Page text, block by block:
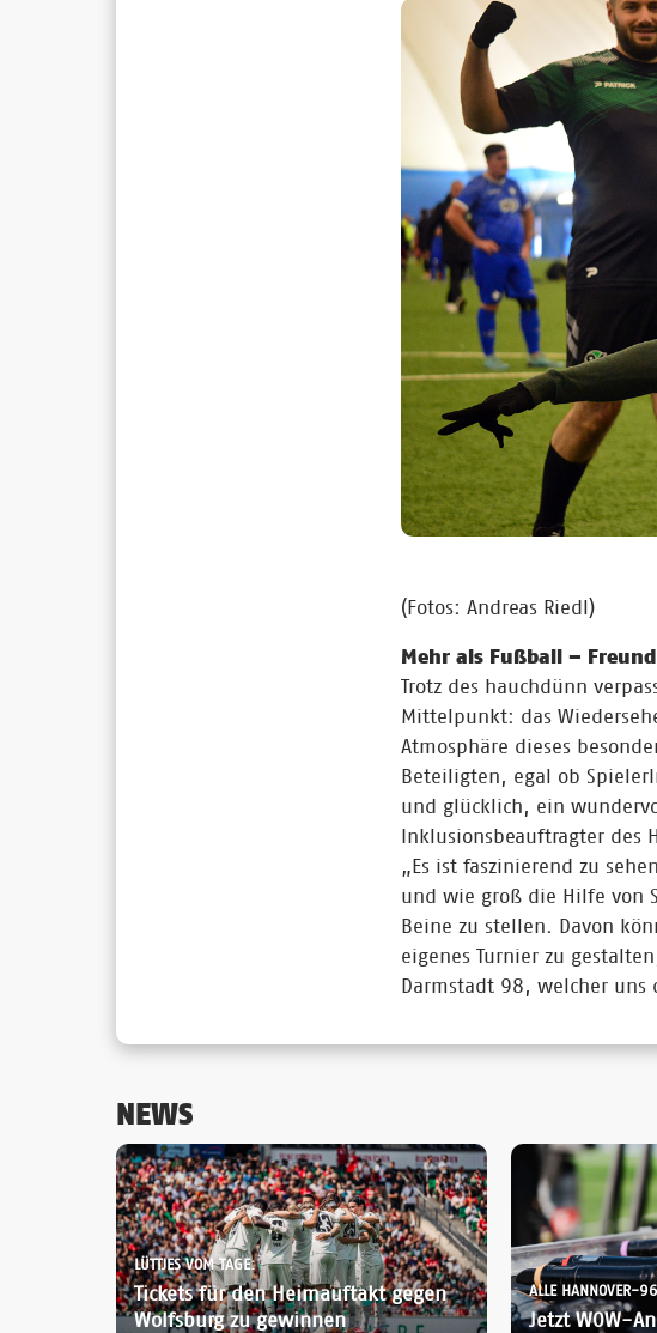
(Fotos: Andreas Riedl)
Mehr als Fußball –
Trotz des hauchdünn
Mittelpunkt: das
Atmosphäre dieses
Beteiligten, egal ob
und glücklich, ein
Inklusionsbeauftragter des
„Es ist faszinierend zu
und wie groß die Hilfe von
Beine zu stellen. Davon
eigenes Turnier zu
Darmstadt 98, welcher
NEWS
LÜTTJES VOM TAGE:
Tickets für den Heimauftakt gegen
Wolfsburg zu gewinnen
ALLE HANNOVER-
Jetzt WOW-